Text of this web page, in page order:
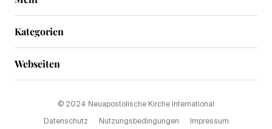
Kategorien
Webseiten
© 2024 Neuapostolische Kirche International
Datenschutz Nutzungsbedingungen Impressum